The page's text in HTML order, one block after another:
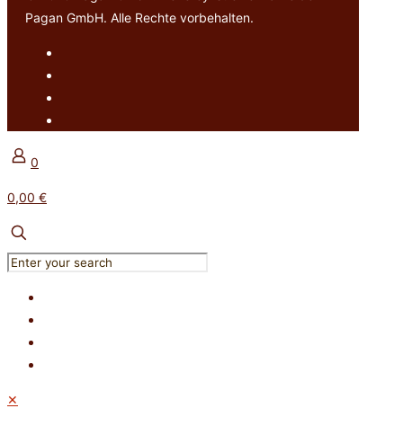
Pagan GmbH. Alle Rechte vorbehalten.
0
0,00 €
✕